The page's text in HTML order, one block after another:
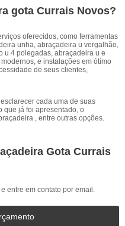
gota Currais Novos?
oferecidos, como ferramentas
unha, abraçadeira u vergalhão,
u 4 polegadas, abraçadeira u e
e instalações em ótimo
de seus clientes,
cada uma de suas
que já foi apresentado, o
, entre outras opções.
Gota Currais
e entre em contato por email.